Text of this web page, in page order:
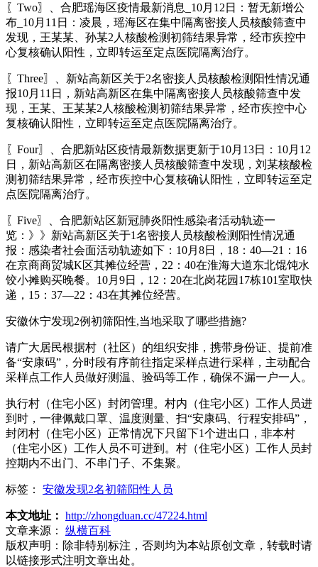
〖Two〗、合肥瑶海区疫情最新消息_10月12日：暂无新增公
布_10月11日：凌晨，瑶海区在集中隔离密接人员核酸筛查中
发现，王某某、孙某2人核酸检测初筛结果异常，经市疾控中
心复核确认阳性，立即转运至定点医院隔离治疗。
〖Three〗、新站高新区关于2名密接人员核酸检测阳性情况通
报10月11日，新站高新区在集中隔离密接人员核酸筛查中发
现，王某、王某某2人核酸检测初筛结果异常，经市疾控中心
复核确认阳性，立即转运至定点医院隔离治疗。
〖Four〗、合肥新站区疫情最新数据更新于10月13日：10月12
日，新站高新区在隔离密接人员核酸筛查中发现，刘某核酸检
测初筛结果异常，经市疾控中心复核确认阳性，立即转运至定
点医院隔离治疗。
〖Five〗、合肥新站区新冠肺炎阳性感染者活动轨迹一
览：》》新站高新区关于1名密接人员核酸检测阳性情况通
报：感染者社会面活动轨迹如下：10月8日，18：40—21：16
在京商商贸城K区其摊位经营，22：40在淮海大道东北馄饨水
饺小摊购买晚餐。10月9日，12：20在北岗花园17栋101室取快
递，15：37—22：43在其摊位经营。
安徽休宁发现2例初筛阳性,当地采取了哪些措施?
请广大居民根据村（社区）的组织安排，携带身份证、提前准
备“安康码”，分时段有序前往指定采样点进行采样，主动配合
采样点工作人员做好测温、验码等工作，确保不漏一户一人。
执行村（住宅小区）封闭管理。村内（住宅小区）工作人员进
到时，一律佩戴口罩、温度测量、扫“安康码、行程安排码”，
封闭村（住宅小区）正常情况下只留下1个进出口，非本村
（住宅小区）工作人员不可进到。村（住宅小区）工作人员封
控期内不出门、不串门子、不集聚。
标签： 安徽发现2名初筛阳性人员
本文地址： http://zhongduan.cc/47224.html
文章来源：
纵横百科
版权声明： 除非特别标注，否则均为本站原创文章，转载时请
以链接形式注明文章出处。